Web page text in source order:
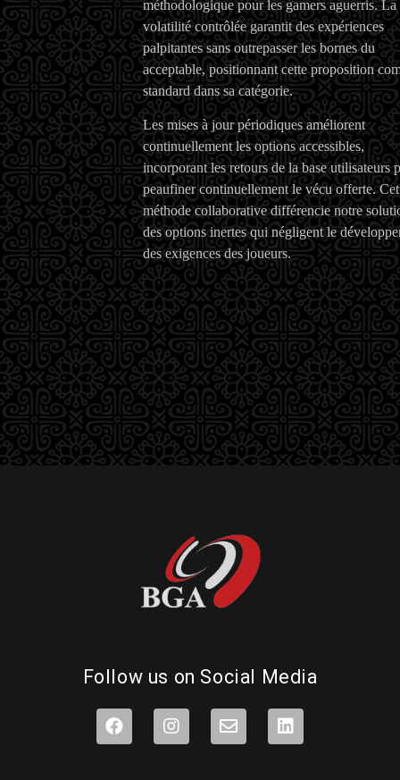
méthodologique pour les gamers aguerris. La
volatilité contrôlée garantit des expériences
palpitantes sans outrepasser les bornes du
acceptable, positionnant cette proposition
standard dans sa catégorie.
Les mises à jour périodiques améliorent
continuellement les options accessibles,
incorporant les retours de la base utilisateurs
peaufiner continuellement le vécu offerte.
méthode collaborative différencie notre
des options inertes qui négligent le
des exigences des joueurs.
Follow us on Social Media